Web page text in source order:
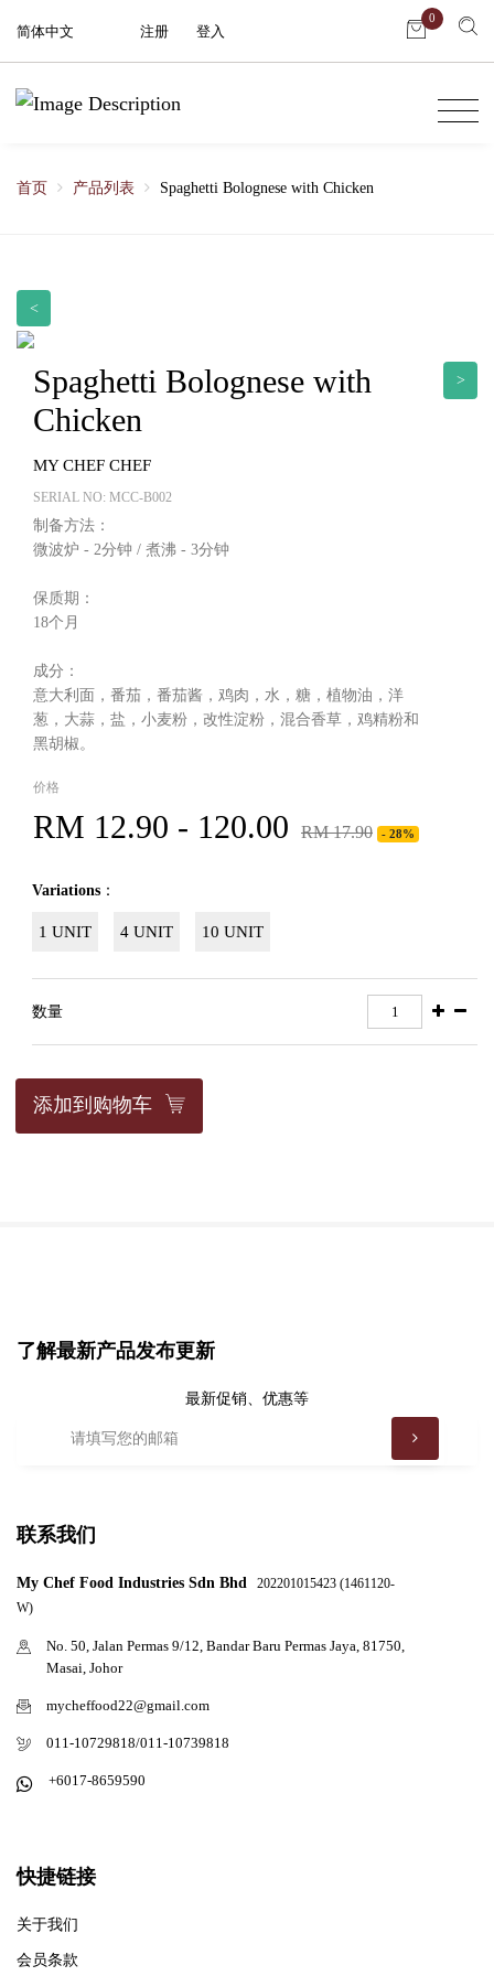
简体中文 注册 登入
0
首页 产品列表 Spaghetti Bolognese with Chicken
<
>
Spaghetti Bolognese with
Chicken
MY CHEF CHEF
SERIAL NO: MCC-B002
制备方法：
微波炉 - 2分钟 / 煮沸 - 3分钟
保质期：
18个月
成分：
意大利面，番茄，番茄酱，鸡肉，水，糖，植物油，洋
葱，大蒜，盐，小麦粉，改性淀粉，混合香草，鸡精粉和
黑胡椒。
价格
RM 12.90 - 120.00 RM 17.90 - 28%
Variations ：
1 UNIT 4 UNIT 10 UNIT
数量
添加到购物车
了解最新产品发布更新
最新促销、优惠等
联系我们
My Chef Food Industries Sdn Bhd
202201015423 (1461120-
W)
No. 50, Jalan Permas 9/12, Bandar Baru Permas Jaya, 81750,
Masai, Johor
mycheffood22@gmail.com
011-10729818/011-10739818
+6017-8659590
快捷链接
关于我们
会员条款